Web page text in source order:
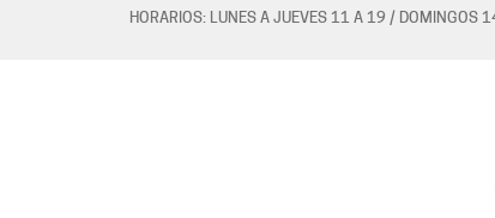
HORARIOS: LUNES A JUEVES 11 A 19 / DOMINGOS